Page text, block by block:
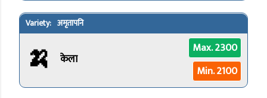
अमृतापनि
🍌 केला
Max. 2300
Min. 2100